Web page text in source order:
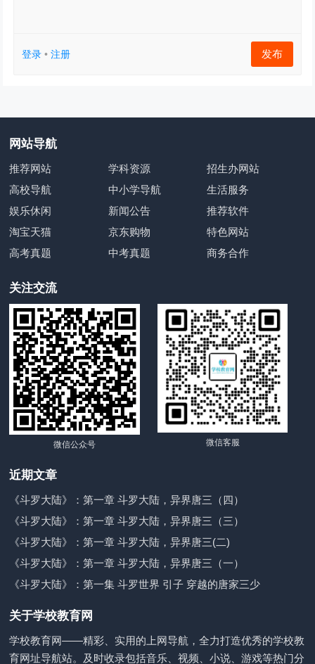
登录 •注册 发布
网站导航
推荐网站 学科资源
招生办网站
高校导航
中小学导航
生活服务
娱乐休闲
新闻公告
推荐软件
淘宝天猫
京东购物
特色网站
高考真题
中考真题 商务合作
关注交流
微信公众号 微信客服
近期文章
《斗罗大陆》：第一章 斗罗大陆，异界唐三（四）
《斗罗大陆》：第一章 斗罗大陆，异界唐三（三）
《斗罗大陆》：第一章 斗罗大陆，异界唐三(二)
《斗罗大陆》：第一章 斗罗大陆，异界唐三（一）
《斗罗大陆》：第一集 斗罗世界 引子 穿越的唐家三少
关于学校教育网
学校教育网——精彩、实用的上网导航，全力打造优秀的学校教
育网址导航站。及时收录包括音乐、视频、小说、游戏等热门分